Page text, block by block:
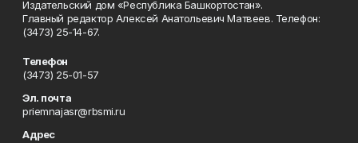
Издательский дом «Республика Башкортостан».
Главный редактор Алексей Анатольевич Матвеев. Телефон:
(3473) 25-14-67.
Телефон
(3473) 25-01-57
Эл. почта
priemnajasr@rbsmi.ru
Адрес